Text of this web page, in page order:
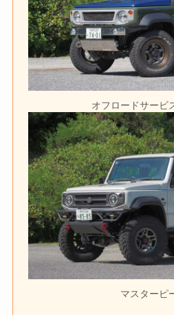
オフロードサービ
マスターピ